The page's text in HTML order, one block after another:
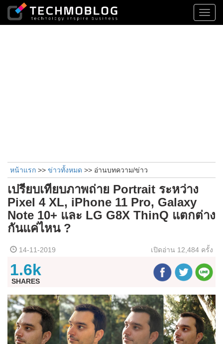
หน้าแรก >> ข่าวทั้งหมด >> อ่านบทความ/ข่าว
เปรียบเทียบภาพถ่าย Portrait ระหว่าง
Pixel 4 XL, iPhone 11 Pro, Galaxy
Note 10+ และ LG G8X ThinQ แตกต่าง
กันแค่ไหน ?
14-11-2019 เปิดอ่าน 12,484 ครั้ง
1.6k
SHARES